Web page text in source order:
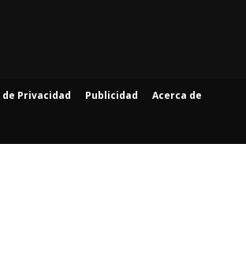
Privacidad Publicidad Acerca de